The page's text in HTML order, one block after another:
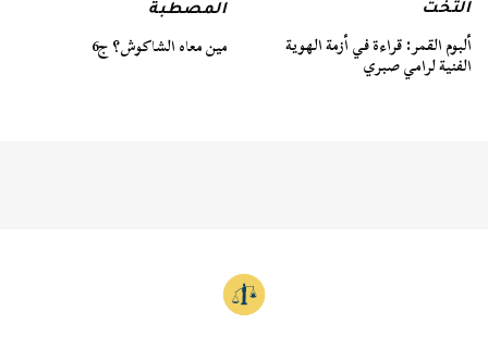
التخت
ألبوم القمر: قراءة في أزمة الهوية
الفنية لرامي صبري
المصطبة
مين معاه الشاكوش؟ ج6